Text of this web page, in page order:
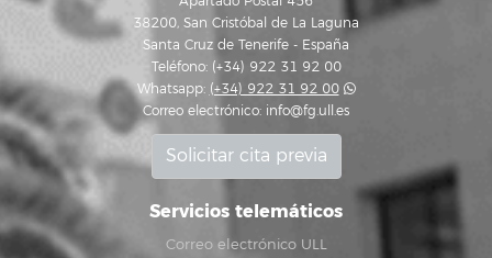
38200, San Cristóbal de La Laguna
Santa Cruz de Tenerife - España
Teléfono: (+34) 922 31 92 00
Whatsapp: (+34) 922 31 92 00
Correo electrónico: info@fg.ull.es
Solicitar cita previa
Servicios telemáticos
Correo electrónico ULL